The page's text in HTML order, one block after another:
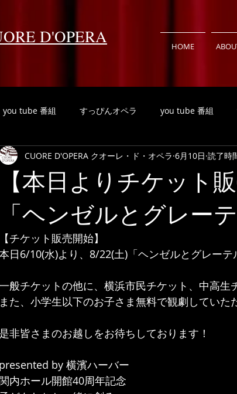
D'OPERA HOME
you tube 番組 すっぴんオペラ you tube 番組
【本日よりチケット
「ヘンゼルとグレーテ
CUORE D'OPERA クオーレ・ド・オペラ 6月10日 読了時
【チケット販売開始】
日6/10(水)より、8/22(土)「ヘンゼルとグレー
般チケットの他に、横浜市民チケット、中高生
また、小学生以下のお子さま無料で観劇していた
是非皆さまのお越しをお待ちしております！
presented by 横濱ハーバー
内ホール開館40周年記念